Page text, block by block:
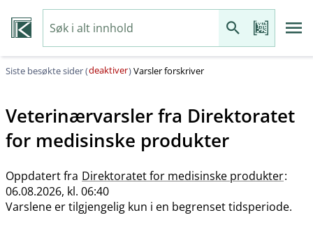
Siste besøkte sider (deaktiver)Varsler forskriver
Veterinærvarsler fra Direktoratet
for medisinske produkter
Oppdatert fra Direktoratet for medisinske produkter:
06.08.2026, kl. 06:40
Varslene er tilgjengelig kun i en begrenset tidsperiode.